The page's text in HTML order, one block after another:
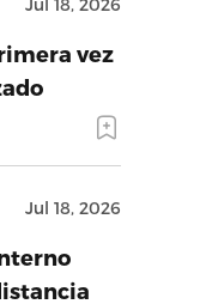
Jul 18, 2026
vez
Jul 18, 2026